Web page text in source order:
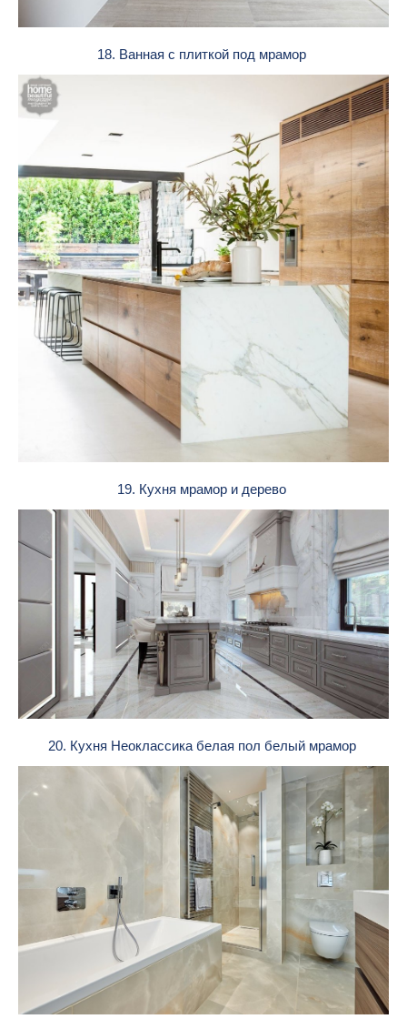
18. Ванная с плиткой под мрамор
19. Кухня мрамор и дерево
20. Кухня Неоклассика белая пол белый мрамор